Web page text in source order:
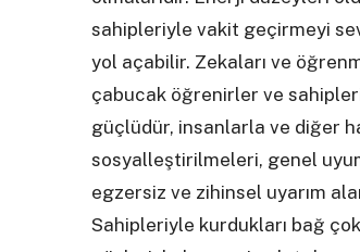
sahipleriyle vakit geçirmeyi
yol açabilir. Zekaları ve
çabucak öğrenirler ve
güçlüdür, insanlarla ve diğer
sosyalleştirilmeleri, genel
egzersiz ve zihinsel uyarım
Sahipleriyle kurdukları bağ